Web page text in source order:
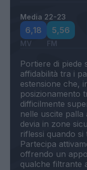
Media 22-23
6,18
MV
5,56
FM
Portiere di piede
affidabilità tra i
estensione che,
posizionamento
difficilmente
nelle uscite
devia in zone
riflessi quando
Partecipa
offrendo un
qualche filtrante